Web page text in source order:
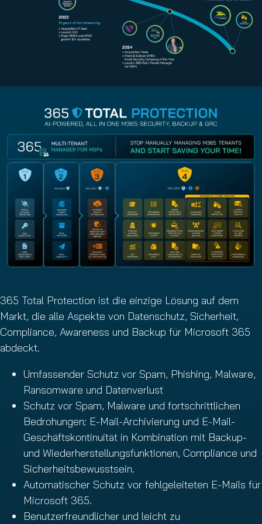
365 Total Protection ist die einzige Lösung auf dem
Markt, die alle Aspekte von Datenschutz, Sicherheit,
Compliance, Awareness und Backup für Microsoft 365
abdeckt.
Umfassender Schutz vor Spam, Phishing, Malware,
Ransomware und Datenverlust
Schutz vor Spam, Malware und fortschrittlichen
Bedrohungen; E-Mail-Archivierung und E-Mail-
Geschäftskontinuität in Kombination mit Backup-
und Wiederherstellungsfunktionen, Compliance und
Sicherheitsbewusstsein.
Automatischer Schutz vor fehlgeleiteten E-Mails für
Microsoft 365.
Benutzerfreundlicher und leicht zu